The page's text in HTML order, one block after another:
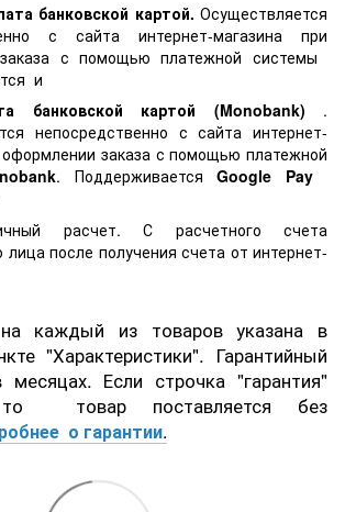
банковской картой. Осуществляется
с сайта интернет-магазина при
с помощью платежной системы
и
банковской картой
(Monobank) .
непосредственно с сайта интернет-
оформлении заказа с помощью платежной
. ПоддерживаетсяGoogle Pay
расчет. С расчетного счета
лица после получения счета от интернет-
на каждый из товаров указана в
"Характеристики". Гарантийный
месяцах. Если строчка "гарантия"
то товар поставляется без
о гарантии.